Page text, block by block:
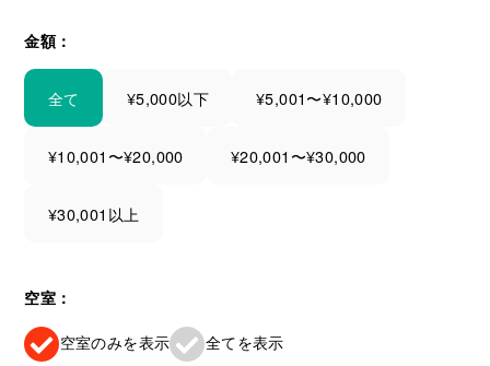
金額：
全て ¥5,000以下 ¥5,001〜¥10,000
¥10,001〜¥20,000 ¥20,001〜¥30,000
¥30,001以上
空室：
空室のみを表示 全てを表示